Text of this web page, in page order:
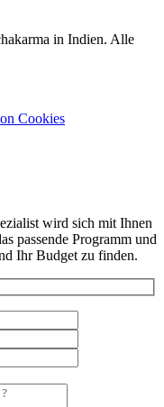
in Indien. Alle
Cookies
wird sich mit Ihnen
passende Programm und
Ihr Budget zu finden.